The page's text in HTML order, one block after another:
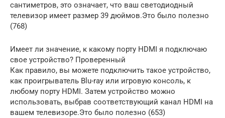
сантиметров, это означает, что ваш светодиодный
телевизор имеет размер 39 дюймов.Это было полезно
(768)
Имеет ли значение, к какому порту HDMI я подключаю
свое устройство? Проверенный
Как правило, вы можете подключить такое устройство,
как проигрыватель Blu-ray или игровую консоль, к
любому порту HDMI. Затем устройство можно
использовать, выбрав соответствующий канал HDMI на
вашем телевизоре.Это было полезно (653)